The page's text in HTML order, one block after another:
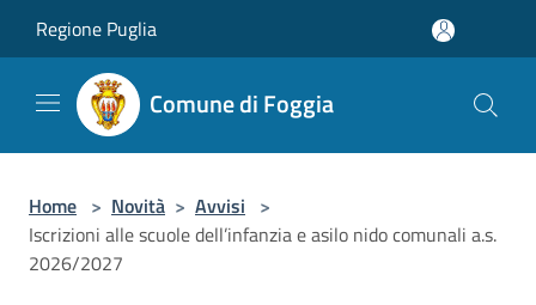
Regione Puglia
Comune di Foggia
Home > Novità > Avvisi >
Iscrizioni alle scuole dell’infanzia e asilo nido comunali a.s.
2026/2027